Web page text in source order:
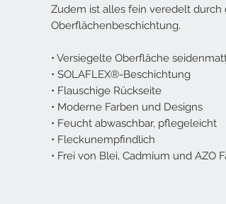
Zudem ist alles fein veredelt
Oberflächenbeschichtung.
• Versiegelte Oberfläche
• SOLAFLEX®-Beschichtung
• Flauschige Rückseite
• Moderne Farben und Designs
• Feucht abwaschbar, pflegeleicht
• Fleckunempfindlich
• Frei von Blei, Cadmium und AZO